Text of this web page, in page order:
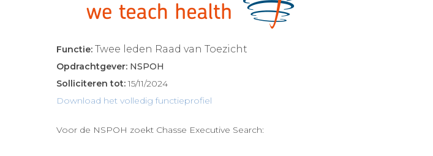
Functie: Twee leden Raad van Toezicht
Opdrachtgever: NSPOH
Solliciteren tot:15/11/2024
Download het volledig functieprofiel
Voor de NSPOH zoekt Chasse Executive Search: